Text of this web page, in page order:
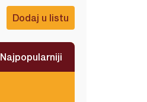
Dodaj u listu
Najpopularniji